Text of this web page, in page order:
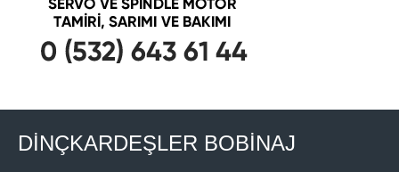
DİNÇKARDEŞLER BOBİNAJ